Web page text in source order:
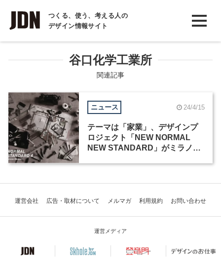
つくる、使う、考える人の
デザイン情報サイト
INTERVIEW
インタビュー
REPORT
COLUMN
コラム
谷口化学工業所
関連記事
ニュース 24/4/15
テーマは「家業」、デザインプ
ロジェクト「NEW NORMAL
NEW STANDARD」がミラノデ
運営会社 広告・取材について メルマガ 利用規約 お問い合わせ
運営メディア